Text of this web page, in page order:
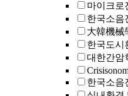
마이크로
한국소음
大韓機械
한국도시
대한간암
한국소음